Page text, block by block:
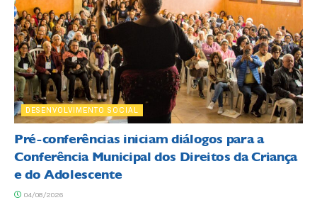
DESENVOLVIMENTO SOCIAL
Pré-conferências iniciam diálogos para a
Conferência Municipal dos Direitos da Criança
e do Adolescente
04/08/2026